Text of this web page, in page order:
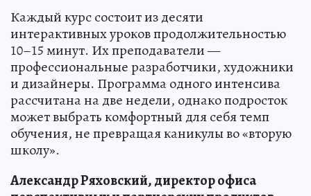
Каждый курс состоит из десяти
интерактивных уроков продолжительностью
10–15 минут. Их преподаватели —
профессиональные разработчики, художники
и дизайнеры. Программа одного интенсива
рассчитана на две недели, однако подросток
может выбрать комфортный для себя темп
обучения, не превращая каникулы во «вторую
школу».
Александр Ряховский, директор офиса